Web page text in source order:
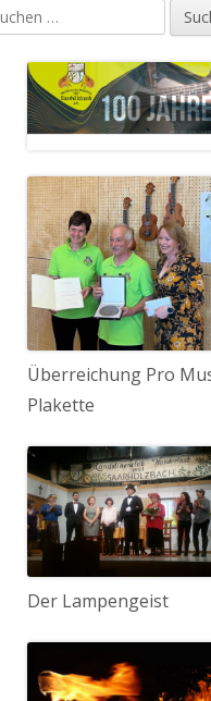
zum 55. Jubiläum!
Seitenleiste
Überreichung Pro
Plakette
Der Lampengeist